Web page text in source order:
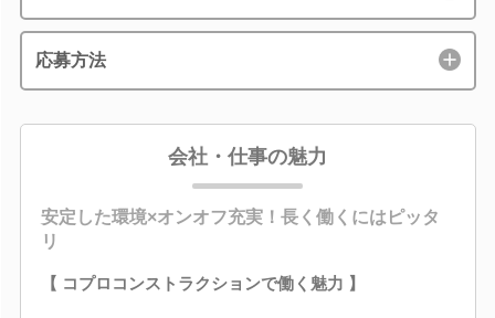
応募方法
会社・仕事の魅力
安定した環境×オンオフ充実！長く働くにはピッタ
リ
【 コプロコンストラクションで働く魅力 】